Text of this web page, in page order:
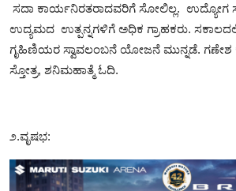
ಸದಾ ಕಾರ್ಯನಿರತರಾದವರಿಗೆ ಸೋಲಿಲ್ಲ. ಉದ್ಯೋಗ
ಉದ್ಯಮದ ಉತ್ಪನ್ನಗಳಿಗೆ ಅಧಿಕ ಗ್ರಾಹಕರು.
ಗೃಹಿಣಿಯರ ಸ್ವಾವಲಂಬನೆ ಯೋಜನೆ ಮುನ್ನಡೆ. ಗಣೇಶ
ಸ್ತೋತ್ರ, ಶನಿಮಹಾತ್ಮೆ ಓದಿ.
೨.ವೃಷಭ: